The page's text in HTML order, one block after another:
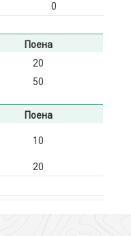
0
Поена
20
50
Поена
10
20